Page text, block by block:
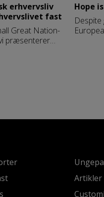
erhvervsliv
fast
Great Nation-
præsenterer
Hope
Artikler